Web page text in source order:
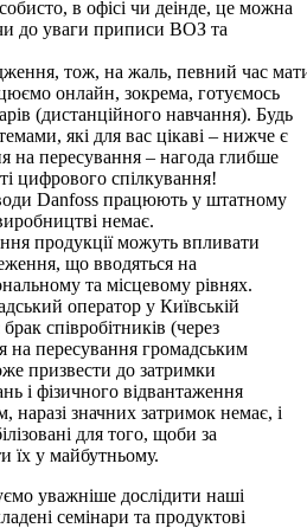
в офісі чи деінде, це можна
до уваги приписи ВОЗ та
тож, на жаль, певний час
онлайн, зокрема, готуємось
(дистанційного навчання). Будь
які для вас цікаві – нижче є
на пересування – нагода глибше
цифрового спілкування!
Danfoss працюють у штатному
немає.
продукції можуть впливати
що вводяться на
та місцевому рівнях.
оператор у Київській
співробітників (через
на пересування громадським
призвести до затримки
і фізичного відвантаження
наразі значних затримок немає, і
для того, щоби за
їх у майбутньому.
уважніше дослідити наші
семінари та продуктові